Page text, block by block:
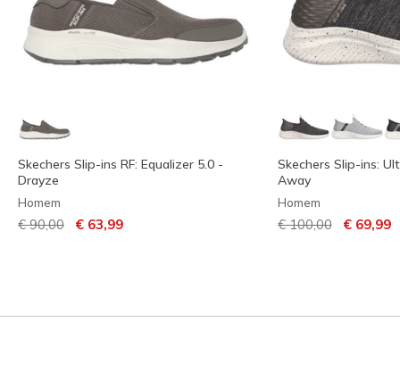
Skechers Slip-ins RF: Equalizer 5.0 -
Drayze
Homem
Preço com desconto de
€ 90,00 para
€ 63,99
Skechers Slip-ins:
Away
Homem
Preço com
€ 100,00para
€ 69,99